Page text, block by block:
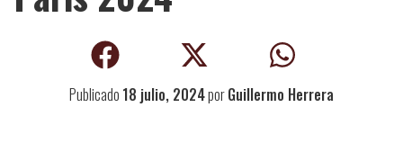
Publicado 18 julio, 2024porGuillermo Herrera